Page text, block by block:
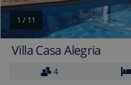
1 / 11
Villa Casa Alegria
4